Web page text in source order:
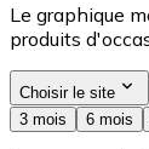
Le graphique
produits
Choisir le site
3 mois
6 mois